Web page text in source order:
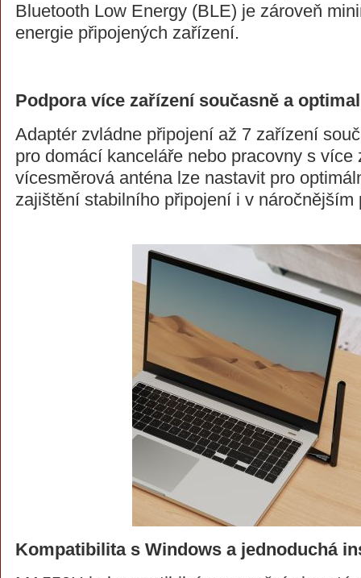
Bluetooth Low Energy (BLE) je zároveň
energie připojených zařízení.
Podpora více zařízení současně a
Adaptér zvládne připojení až 7 zařízení
pro domácí kanceláře nebo pracovny s
vícesměrová anténa lze nastavit pro
zajištění stabilního připojení i v náročnějším
Kompatibilita s Windows a jednoduchá